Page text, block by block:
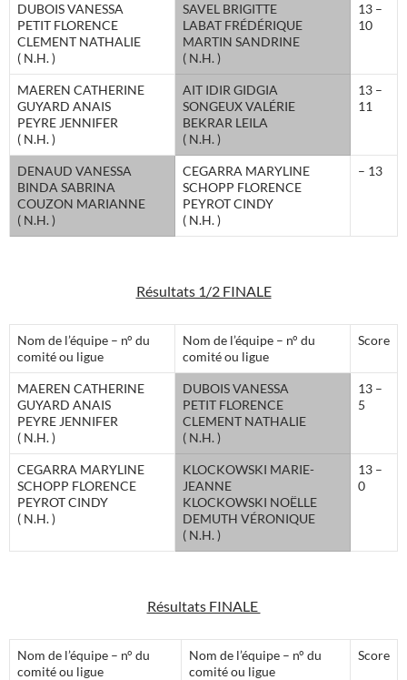
DUBOIS VANESSA
PETIT FLORENCE
CLEMENT NATHALIE
( N.H. )
SAVEL BRIGITTE
LABAT FRÉDÉRIQUE
MARTIN SANDRINE
( N.H. )
13 –
10
MAEREN CATHERINE
GUYARD ANAIS
PEYRE JENNIFER
( N.H. )
AIT IDIR GIDGIA
SONGEUX VALÉRIE
BEKRAR LEILA
( N.H. )
13 –
11
DENAUD VANESSA
BINDA SABRINA
COUZON MARIANNE
( N.H. )
CEGARRA MARYLINE
SCHOPP FLORENCE
PEYROT CINDY
( N.H. )
– 13
Résultats 1/2 FINALE
Nom de l’équipe – n° du
comité ou ligue
Nom de l’équipe – n° du
comité ou ligue
Score
MAEREN CATHERINE
GUYARD ANAIS
PEYRE JENNIFER
( N.H. )
DUBOIS VANESSA
PETIT FLORENCE
CLEMENT NATHALIE
( N.H. )
13 –
5
CEGARRA MARYLINE
SCHOPP FLORENCE
PEYROT CINDY
( N.H. )
KLOCKOWSKI MARIE-
JEANNE
KLOCKOWSKI NOËLLE
DEMUTH VÉRONIQUE
( N.H. )
13 –
0
Résultats FINALE
Nom de l’équipe – n° du
comité ou ligue
Nom de l’équipe – n° du
comité ou ligue
Score